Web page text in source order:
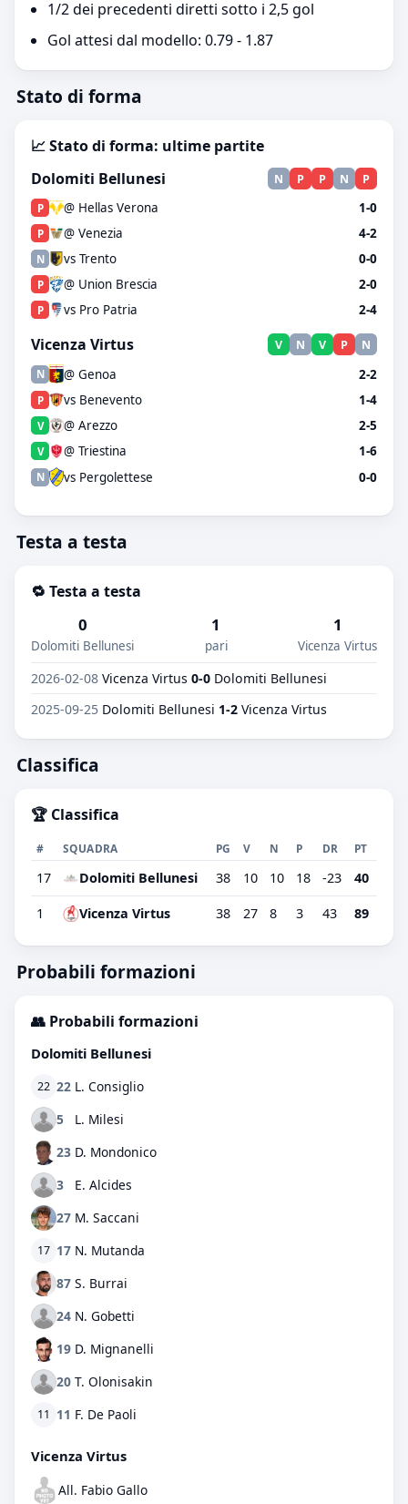
1/2 dei precedenti diretti sotto i 2,5 gol
Gol attesi dal modello: 0.79 - 1.87
Stato di forma
📈 Stato di forma: ultime partite
Dolomiti Bellunesi
N P P N P
P @ Hellas Verona 1-0
P @ Venezia 4-2
N vs Trento 0-0
P @ Union Brescia 2-0
P vs Pro Patria 2-4
Vicenza Virtus V N V P N
N @ Genoa 2-2
P vs Benevento 1-4
V @ Arezzo 2-5
V @ Triestina 1-6
N vs Pergolettese 0-0
Testa a testa
🔁 Testa a testa
0
Dolomiti Bellunesi
1
pari
1
Vicenza Virtus
2026-02-08 Vicenza Virtus 0-0 Dolomiti Bellunesi
2025-09-25 Dolomiti Bellunesi 1-2 Vicenza Virtus
Classifica
🏆 Classifica
# SQUADRA PG V N P DR PT
17 Dolomiti Bellunesi 38 10 10 18 -23 40
1 Vicenza Virtus 38 27 8 3 43 89
Probabili formazioni
👥 Probabili formazioni
Dolomiti Bellunesi
22 22 L. Consiglio
5
L. Milesi
23 D. Mondonico
3
E. Alcides
27 M. Saccani
17 17 N. Mutanda
87 S. Burrai
24 N. Gobetti
19 D. Mignanelli
20 T. Olonisakin
11 11 F. De Paoli
Vicenza Virtus
All. Fabio Gallo